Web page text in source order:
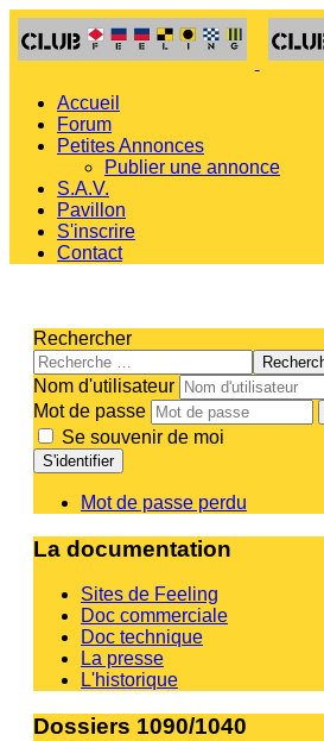
Accueil
Forum
Petites Annonces
Publier une annonce
S.A.V.
Pavillon
S'inscrire
Contact
Rechercher
Nom d'utilisateur
Mot de passe
Se souvenir de moi
S'identifier
Mot de passe perdu
La documentation
Sites de Feeling
Doc commerciale
Doc technique
La presse
L'historique
Dossiers 1090/1040